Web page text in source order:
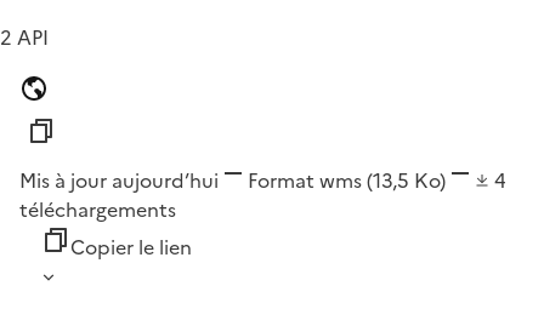
2 API
Mis à jour aujourd’hui Format wms(13,5 Ko)
4
téléchargements
Copier le lien